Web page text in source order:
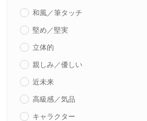
和風／筆タッチ
堅め／堅実
立体的
親しみ／優しい
近未来
高級感／気品
キャラクター